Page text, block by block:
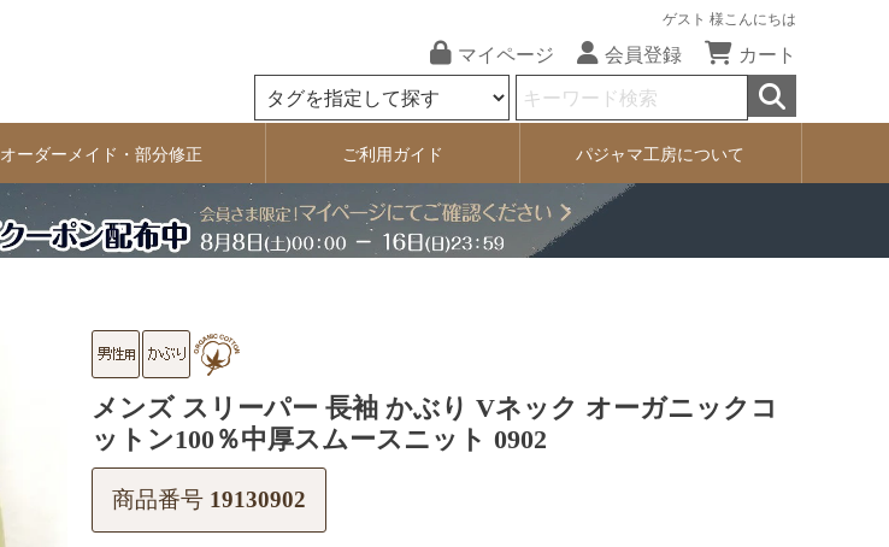
ゲスト 様こんにちは
マイページ 会員登録 カート
オーダーメイド・部分修正 ご利用ガイド パジャマ工房について
メンズ スリーパー 長袖 かぶり Vネック オーガニックコ
ットン100％中厚スムースニット 0902
商品番号 19130902